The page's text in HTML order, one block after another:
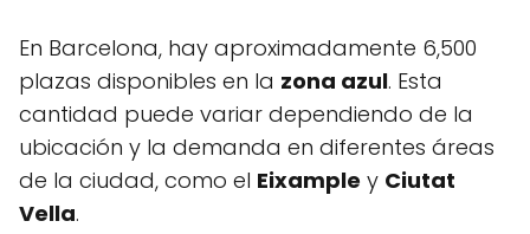
En Barcelona, hay aproximadamente 6,500
plazas disponibles en la zona azul. Esta
cantidad puede variar dependiendo de la
ubicación y la demanda en diferentes áreas
de la ciudad, como el Eixample y Ciutat
Vella.